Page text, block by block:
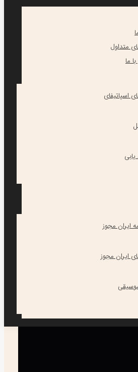
متداول
ما
اسپاتیفای
ایران مجوز
ایران مجوز